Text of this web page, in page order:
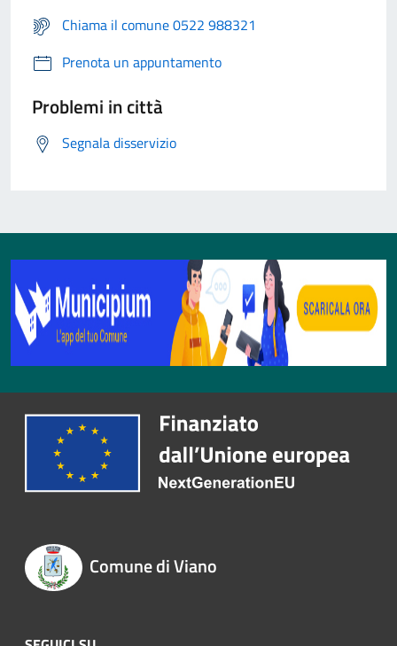
Chiama il comune 0522 988321
Prenota un appuntamento
Problemi in città
Segnala disservizio
Comune di Viano